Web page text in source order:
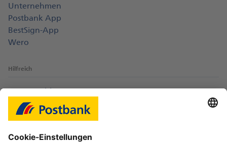
Unternehmen
Postbank App
BestSign-App
Wero
Hilfreich
Login-Probleme
Karte sperren
Kontakt
myBHW